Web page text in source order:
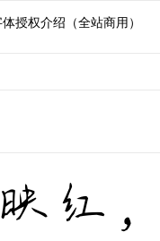
授权介绍（全站商用）
红